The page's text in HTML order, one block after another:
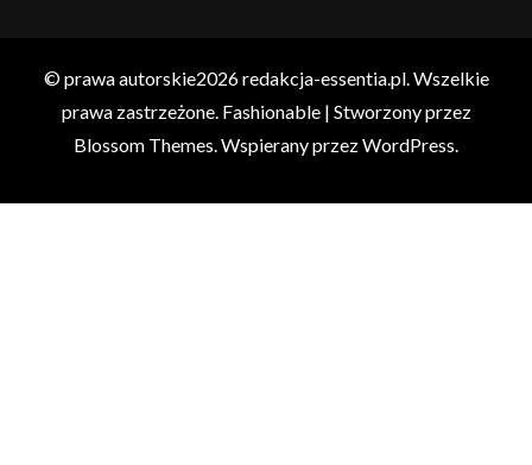
© prawa autorskie2026redakcja-essentia.pl. Wszelkie
prawa zastrzeżone.Fashionable | Stworzony przez
Blossom Themes. Wspierany przezWordPress.